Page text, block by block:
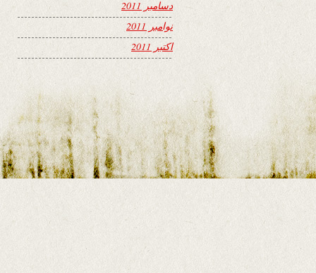
دسامبر 2011
نوامبر 2011
اکتبر 2011